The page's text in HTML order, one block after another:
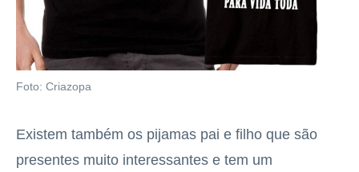
Foto: Criazopa
Existem também os pijamas pai e filho que são
presentes muito interessantes e tem um